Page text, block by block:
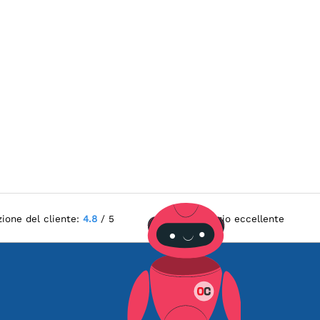
del cliente: 4.8/ 5 Servizio eccellente